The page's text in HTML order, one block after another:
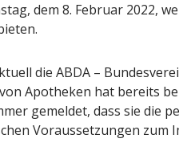
dem 8. Februar 2022,
die ABDA –
Apotheken hat bereits
gemeldet, dass sie die
Voraussetzungen zum